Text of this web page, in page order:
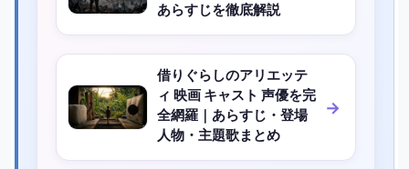
あらすじを徹底解説
借りぐらしのアリエッテ
ィ 映画 キャスト 声優を完
全網羅｜あらすじ・登場
人物・主題歌まとめ